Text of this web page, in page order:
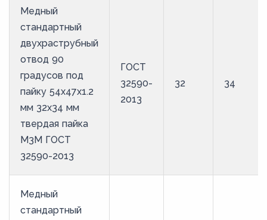
Медный
стандартный
двухраструбный
отвод 90
градусов под
пайку 54х47х1.2
мм 32х34 мм
твердая пайка
М3М ГОСТ
32590-2013
ГОСТ
32590-
2013
32 34
Медный
стандартный